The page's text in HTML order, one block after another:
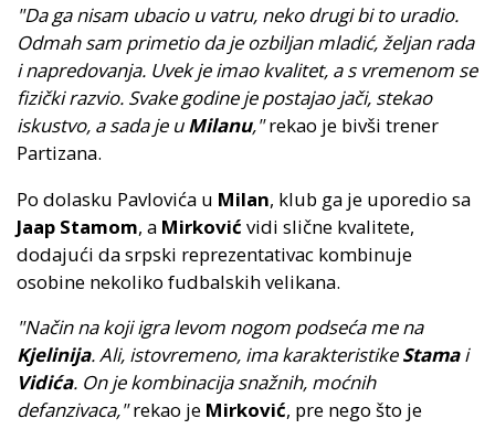
"Da ga nisam ubacio u vatru, neko drugi bi to uradio.
Odmah sam primetio da je ozbiljan mladić, željan rada
i napredovanja. Uvek je imao kvalitet, a s vremenom se
fizički razvio. Svake godine je postajao jači, stekao
iskustvo, a sada je uMilanu,"rekao je bivši trener
Partizana.
Po dolasku Pavlovića u Milan, klub ga je uporedio sa
Jaap Stamom, a Mirković vidi slične kvalitete,
dodajući da srpski reprezentativac kombinuje
osobine nekoliko fudbalskih velikana.
"Način na koji igra levom nogom podseća me na
Kjelinija. Ali, istovremeno, ima karakteristikeStamai
Vidića. On je kombinacija snažnih, moćnih
defanzivaca,"rekao je Mirković, pre nego što je